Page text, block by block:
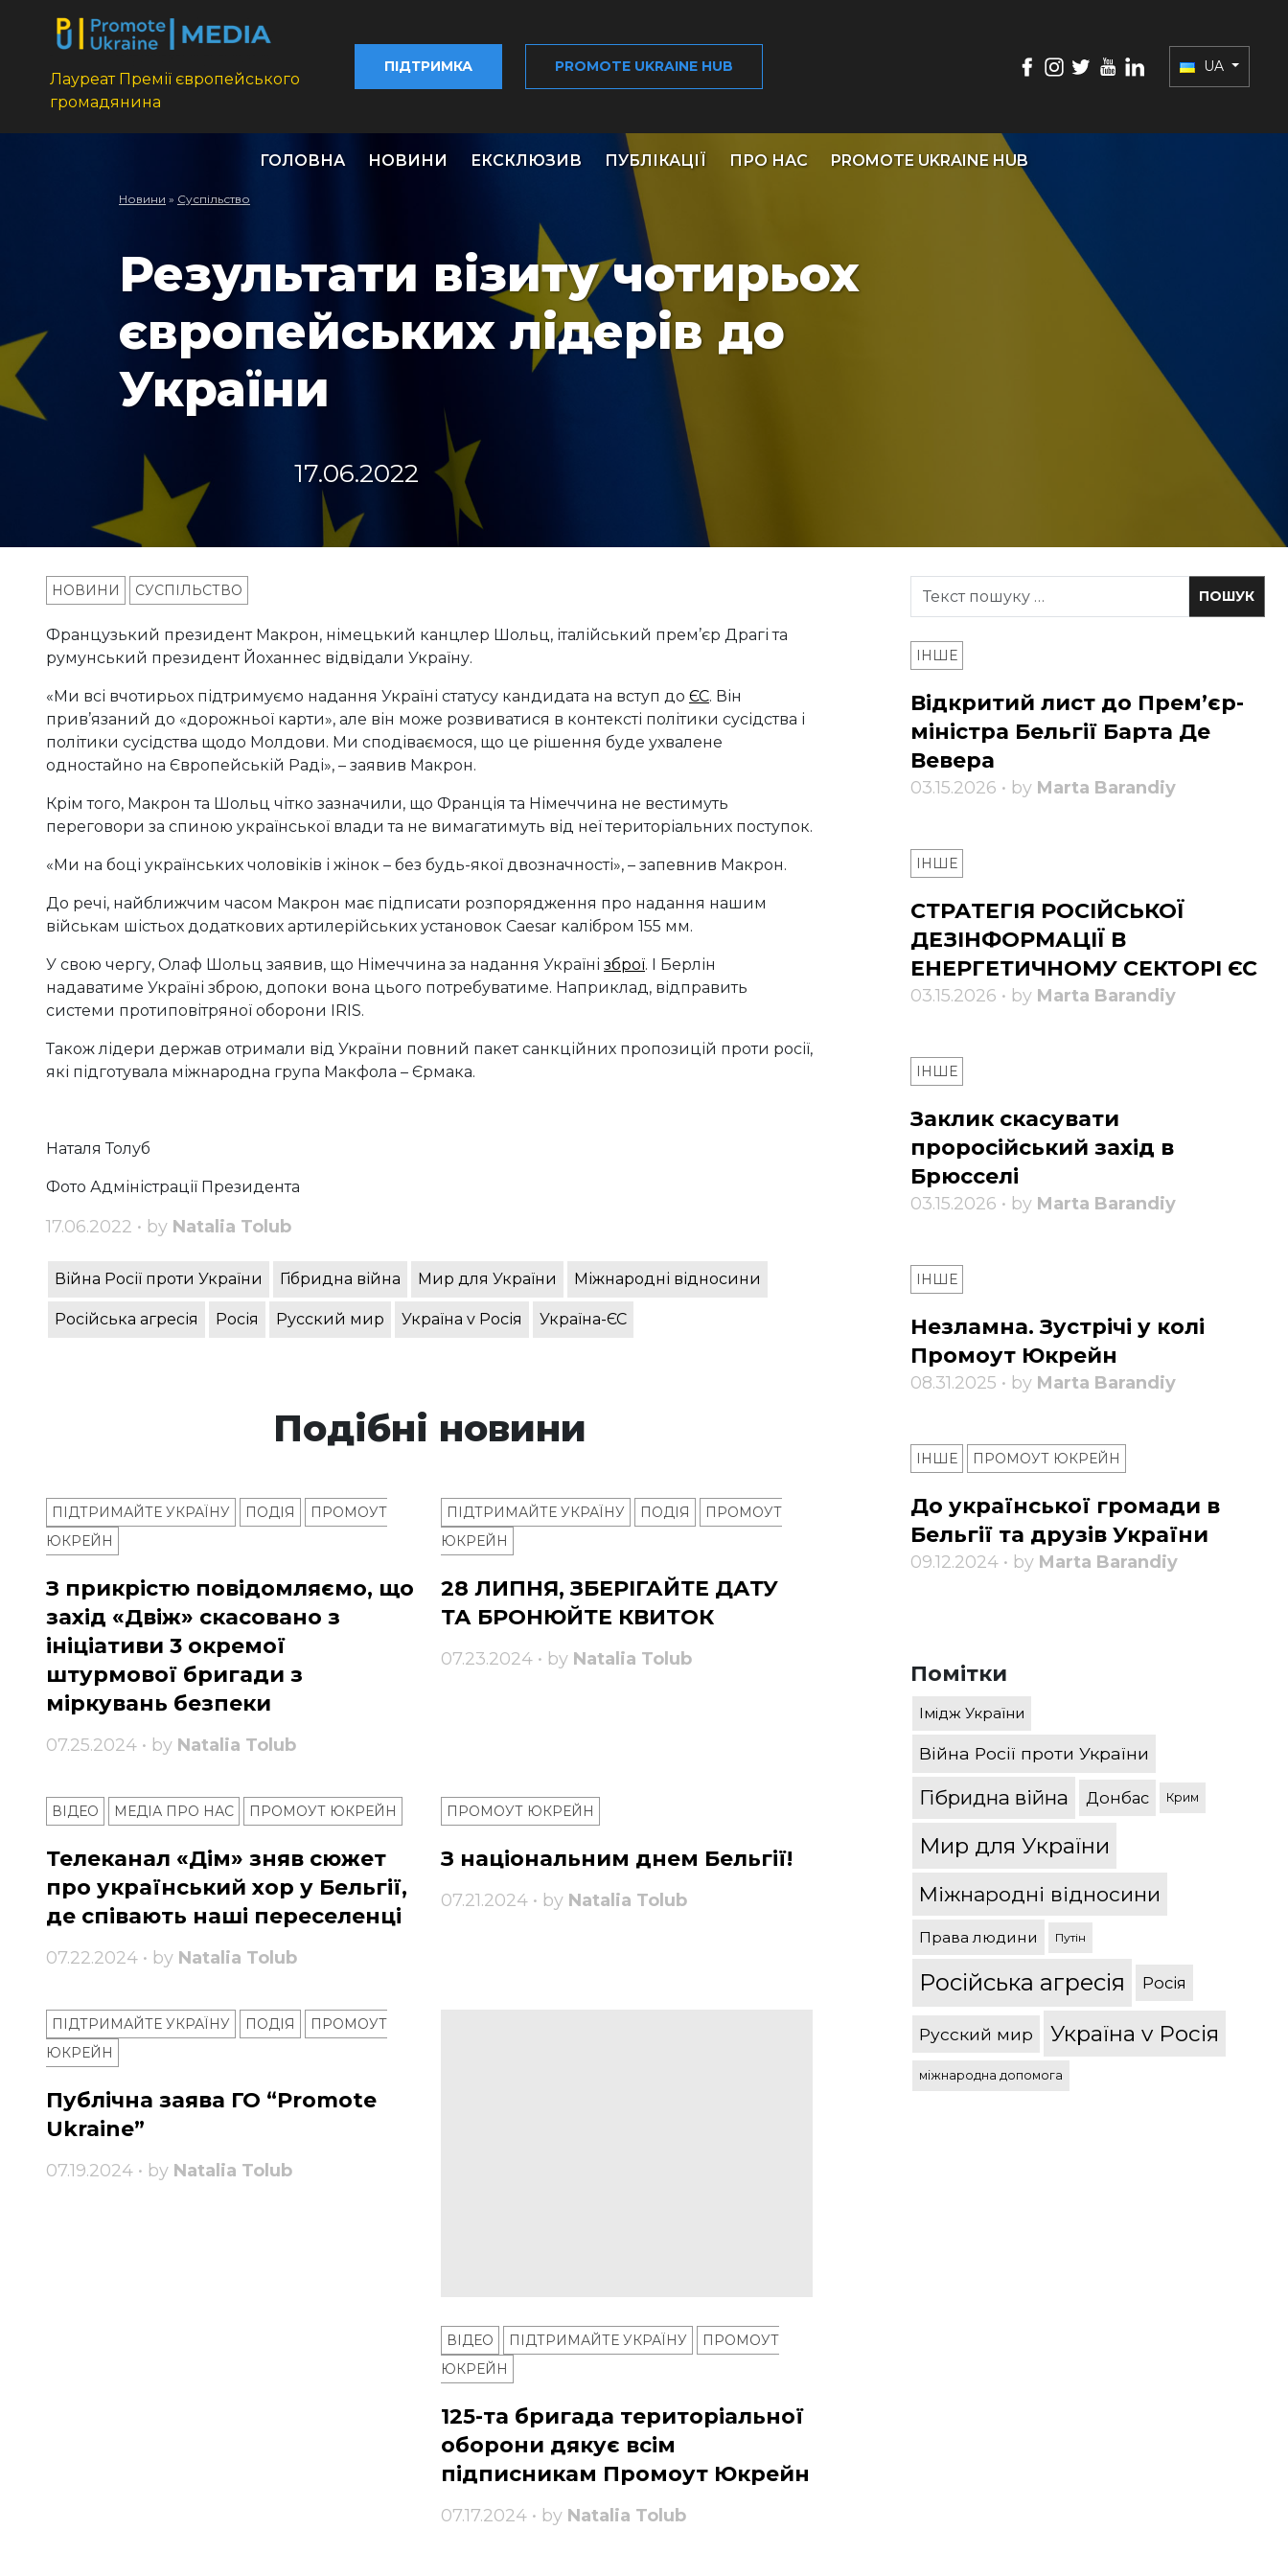
Лауреат Премії європейського
громадянина
ПІДТРИМКА PROMOTE UKRAINE HUB UA
ГОЛОВНА НОВИНИ ЕКСКЛЮЗИВ ПУБЛІКАЦІЇ ПРО НАС PROMOTE UKRAINE HUB
Новини » Суспільство
Результати візиту чотирьох
європейських лідерів до
України
17.06.2022
НОВИНИ СУСПІЛЬСТВО
Французький президент Макрон, німецький канцлер Шольц, італійський прем’єр Драгі та
румунський президент Йоханнес відвідали Україну.
«Ми всі вчотирьох підтримуємо надання Україні статусу кандидата на вступ до ЄС. Він
прив’язаний до «дорожньої карти», але він може розвиватися в контексті політики сусідства і
політики сусідства щодо Молдови. Ми сподіваємося, що це рішення буде ухвалене
одностайно на Європейській Раді», – заявив Макрон.
Крім того, Макрон та Шольц чітко зазначили, що Франція та Німеччина не вестимуть
переговори за спиною української влади та не вимагатимуть від неї територіальних поступок.
«Ми на боці українських чоловіків і жінок – без будь-якої двозначності», – запевнив Макрон.
До речі, найближчим часом Макрон має підписати розпорядження про надання нашим
військам шістьох додаткових артилерійських установок Caesar калібром 155 мм.
У свою чергу, Олаф Шольц заявив, що Німеччина за надання Україні зброї. І Берлін
надаватиме Україні зброю, допоки вона цього потребуватиме. Наприклад, відправить
системи протиповітряної оборони IRIS.
Також лідери держав отримали від України повний пакет санкційних пропозицій проти росії,
які підготувала міжнародна група Макфола – Єрмака.
Наталя Толуб
Фото Адміністрації Президента
17.06.2022 • by Natalia Tolub
Війна Росії проти України Гібридна війна Мир для України Міжнародні відносини
Російська агресія Росія Русский мир Україна v Росія Україна-ЄС
Подібні новини
ПІДТРИМАЙТЕ УКРАЇНУ ПОДІЯ
ПРОМОУТ
ЮКРЕЙН
З прикрістю повідомляємо, що
захід «Двіж» скасовано з
ініціативи 3 окремої
штурмової бригади з
міркувань безпеки
07.25.2024 • by Natalia Tolub
ПІДТРИМАЙТЕ УКРАЇНУ ПОДІЯ
ПРОМОУТ
ЮКРЕЙН
28 ЛИПНЯ, ЗБЕРІГАЙТЕ ДАТУ
ТА БРОНЮЙТЕ КВИТОК
07.23.2024 • by Natalia Tolub
ВІДЕО МЕДІА ПРО НАС ПРОМОУТ ЮКРЕЙН
Телеканал «Дім» зняв сюжет
про український хор у Бельгії,
де співають наші переселенці
07.22.2024 • by Natalia Tolub
ПРОМОУТ ЮКРЕЙН
З національним днем ​​Бельгії!
07.21.2024 • by Natalia Tolub
ПІДТРИМАЙТЕ УКРАЇНУ ПОДІЯ
ПРОМОУТ
ЮКРЕЙН
Публічна заява ГО “Promote
Ukraine”
07.19.2024 • by Natalia Tolub
ВІДЕО ПІДТРИМАЙТЕ УКРАЇНУ
ПРОМОУТ
ЮКРЕЙН
125-та бригада територіальної
оборони дякує всім
підписникам Промоут Юкрейн
07.17.2024 • by Natalia Tolub
ІНШЕ
Відкритий лист до Прем’єр-
міністра Бельгії Барта Де
Вевера
03.15.2026 • by Marta Barandiy
ІНШЕ
СТРАТЕГІЯ РОСІЙСЬКОЇ
ДЕЗІНФОРМАЦІЇ В
ЕНЕРГЕТИЧНОМУ СЕКТОРІ ЄС
03.15.2026 • by Marta Barandiy
ІНШЕ
Заклик скасувати
проросійський захід в
Брюсселі
03.15.2026 • by Marta Barandiy
ІНШЕ
Незламна. Зустрічі у колі
Промоут Юкрейн
08.31.2025 • by Marta Barandiy
ІНШЕ ПРОМОУТ ЮКРЕЙН
До української громади в
Бельгії та друзів України
09.12.2024 • by Marta Barandiy
Помітки
Імідж України
Війна Росії проти України
Гібридна війна Донбас Крим
Мир для України
Міжнародні відносини
Права людини Путін
Російська агресія Росія
Русский мир Україна v Росія
міжнародна допомога